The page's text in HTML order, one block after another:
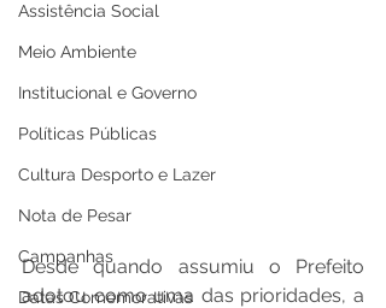
Assistência Social
Meio Ambiente
Institucional e Governo
Políticas Públicas
Cultura Desporto e Lazer
Nota de Pesar
Campanhas
Datas Comemorativas
Desde quando assumiu o Prefeito
adotou como uma das prioridades, a